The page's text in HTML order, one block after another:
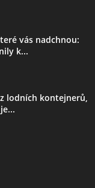
vás nadchnou:
k...
lodních kontejnerů,